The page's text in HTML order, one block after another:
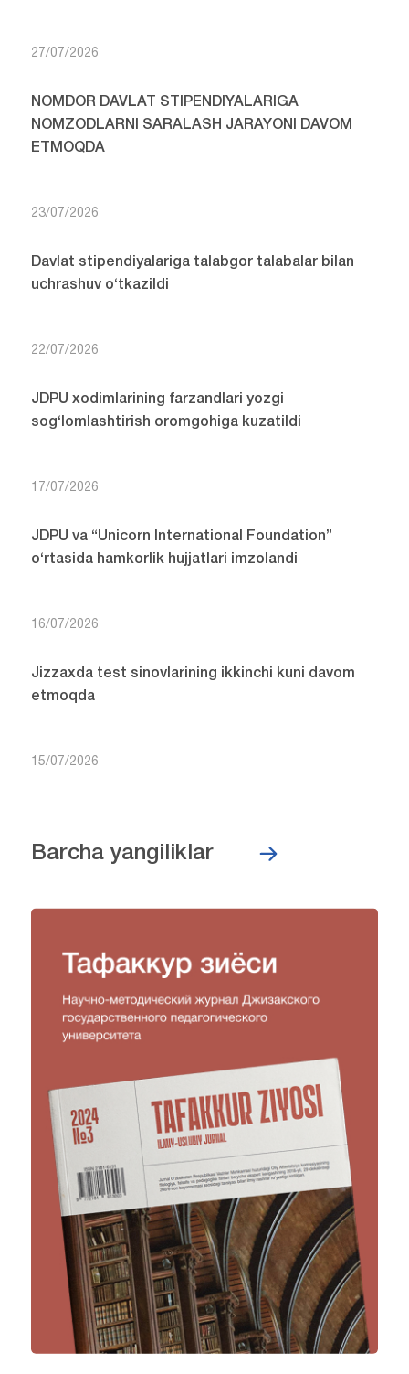
27/07/2026
NOMDOR DAVLAT STIPENDIYALARIGA
NOMZODLARNI SARALASH JARAYONI DAVOM
ETMOQDA
23/07/2026
Davlat stipendiyalariga talabgor talabalar bilan
uchrashuv o‘tkazildi
22/07/2026
JDPU xodimlarining farzandlari yozgi
sog‘lomlashtirish oromgohiga kuzatildi
17/07/2026
JDPU va “Unicorn International Foundation”
o‘rtasida hamkorlik hujjatlari imzolandi
16/07/2026
Jizzaxda test sinovlarining ikkinchi kuni davom
etmoqda
15/07/2026
Barcha yangiliklar